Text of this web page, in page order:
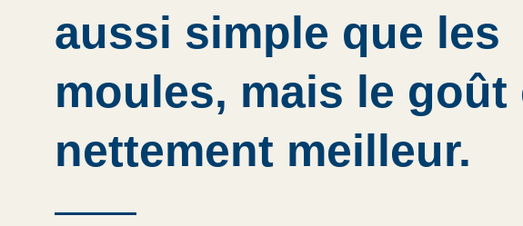
aussi simple que les
moules, mais le goût
nettement meilleur.